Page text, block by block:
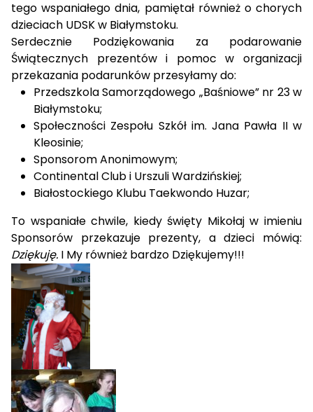
tego wspaniałego dnia, pamiętał również o chorych
dzieciach UDSK w Białymstoku.
Serdecznie Podziękowania za podarowanie
Świątecznych prezentów i pomoc w organizacji
przekazania podarunków przesyłamy do:
Przedszkola Samorządowego „Baśniowe” nr 23 w
Białymstoku;
Społeczności Zespołu Szkół im. Jana Pawła II w
Kleosinie;
Sponsorom Anonimowym;
Continental Club i Urszuli Wardzińskiej;
Białostockiego Klubu Taekwondo Huzar;
To wspaniałe chwile, kiedy święty Mikołaj w imieniu
Sponsorów przekazuje prezenty, a dzieci mówią:
Dziękuję. I My również bardzo Dziękujemy!!!